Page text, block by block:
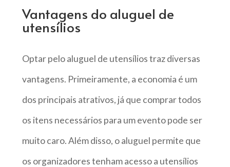
Vantagens do aluguel de
utensílios
Optar pelo aluguel de utensílios traz diversas
vantagens. Primeiramente, a economia é um
dos principais atrativos, já que comprar todos
os itens necessários para um evento pode ser
muito caro. Além disso, o aluguel permite que
os organizadores tenham acesso a utensílios